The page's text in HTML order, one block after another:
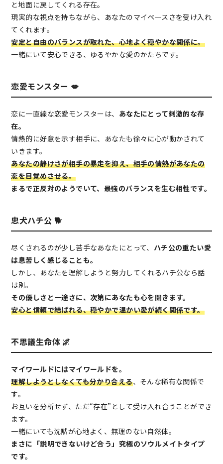
と地面に戻してくれる存在。
現実的な視点を持ちながら、あなたのマイペースさを受け入れ
てくれます。
安定と自由のバランスが取れた、心地よく穏やかな関係に。
一緒にいて安心できる、ゆるやかな愛のかたちです。
恋愛モンスター 💋
恋に一直線な恋愛モンスターは、 あなたにとって刺激的な存
在。
情熱的に好意を示す相手に、あなたも徐々に心が動かされて
いきます。
あなたの静けさが相手の暴走を抑え、相手の情熱があなたの
恋を目覚めさせる。
まるで正反対のようでいて、最強のバランスを生む相性です。
忠犬ハチ公 🐕
尽くされるのが少し苦手なあなたにとって、 ハチ公の重たい愛
は息苦しく感じることも。
しかし、あなたを理解しようと努力してくれるハチ公なら話
は別。
その優しさと一途さに、次第にあなたも心を開きます。
安心と信頼で結ばれる、穏やかで温かい愛が続く関係です。
不思議生命体 🌌
マイワールドにはマイワールドを。
理解しようとしなくても分かり合える、そんな稀有な関係で
す。
お互いを分析せず、ただ“存在”として受け入れ合うことができ
ます。
一緒にいても沈黙が心地よく、無理のない自然体。
まさに「説明できないけど合う」究極のソウルメイトタイプ
です。